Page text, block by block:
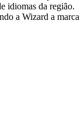
idiomas da região.
a Wizard a marca